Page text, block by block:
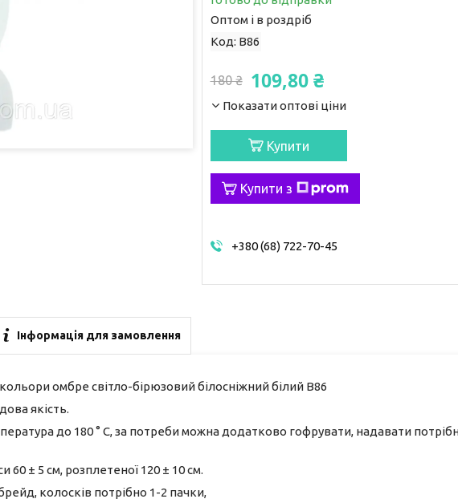
Оптом і в роздріб
Код: В86
180 ₴ 109,80 ₴
Показати оптові ціни
Купити
Купити з
+380 (68) 722-70-45
Інформація для замовлення
омбре світло-бірюзовий білосніжний білий В86
якість.
до 180 ° С, за потреби можна додатково гофрувати, надавати
60 ± 5 см, розплетеної 120 ± 10 см.
колосків потрібно 1-2 пачки,